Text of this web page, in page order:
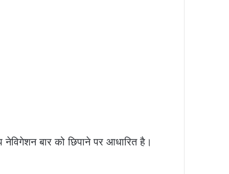
बार को छिपाने पर आधारित है।